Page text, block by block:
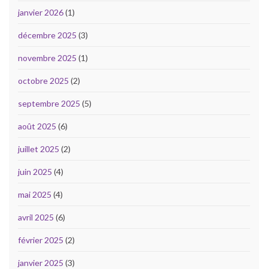
janvier 2026(1)
décembre 2025 (3)
novembre 2025 (1)
octobre 2025 (2)
septembre 2025 (5)
août 2025 (6)
juillet 2025 (2)
juin 2025 (4)
mai 2025 (4)
avril 2025 (6)
février 2025 (2)
janvier 2025 (3)